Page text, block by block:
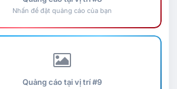
Nhấn để đặt quảng cáo của bạn
Quảng cáo tại vị trí #9